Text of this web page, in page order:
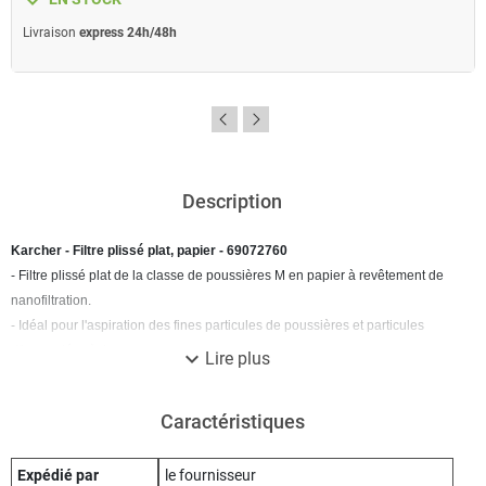
Livraison express 24h/48h
Description
Karcher - Filtre plissé plat, papier - 69072760
- Filtre plissé plat de la classe de poussières M en papier à revêtement de
nanofiltration.
- Idéal pour l'aspiration des fines particules de poussières et particules
expand_more Lire plus
Caractéristiques
Expédié par le fournisseur